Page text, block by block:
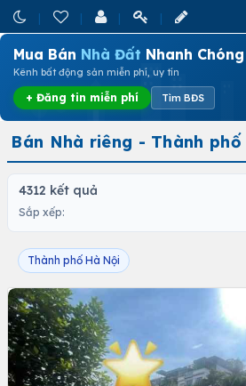
Mua Bán Nhà Đất Nhanh Chóng
Kênh bất động sản miễn phí, uy tín
+ Đăng tin miễn phí Tìm BĐS
Bán Nhà riêng - Thành
4312 kết quả
Sắp xếp:
Thành phố Hà Nội